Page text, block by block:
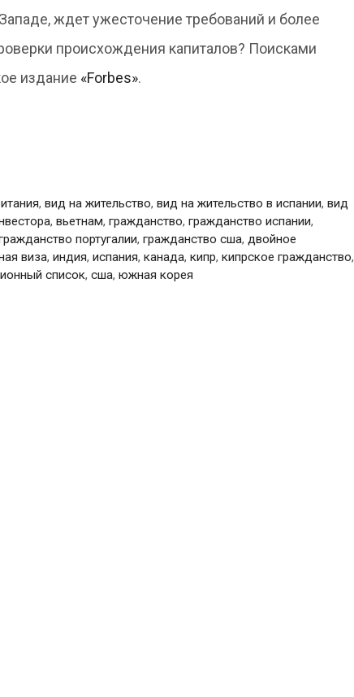
ждет ужесточение требований и более
происхождения капиталов? Поисками
издание «Forbes».
,вид на жительство,вид на жительство в испании,вид
, вьетнам, гражданство, гражданство испании,
португалии, гражданство сша, двойное
виза, индия, испания, канада, кипр, кипрское гражданство,
список, сша, южная корея